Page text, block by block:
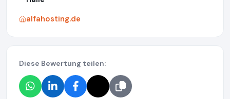
alfahosting.de
Diese Bewertung teilen: